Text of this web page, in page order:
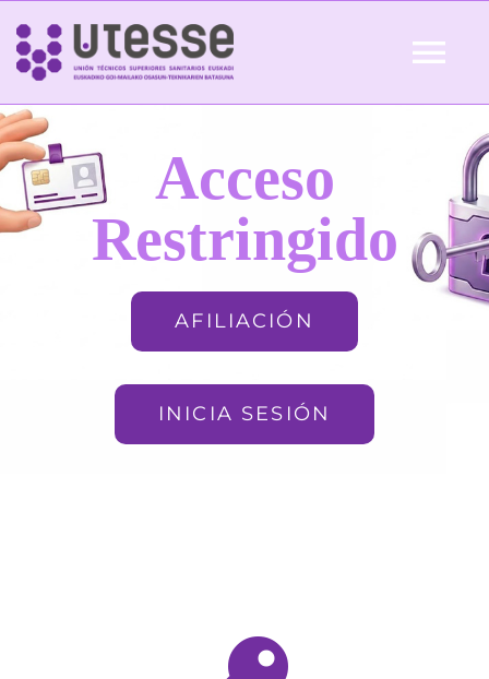
Skip
content
Inicio
QUIÉNES SOMOS Acceso
Restringido
AFILIACIÓN
INICIA SESIÓN